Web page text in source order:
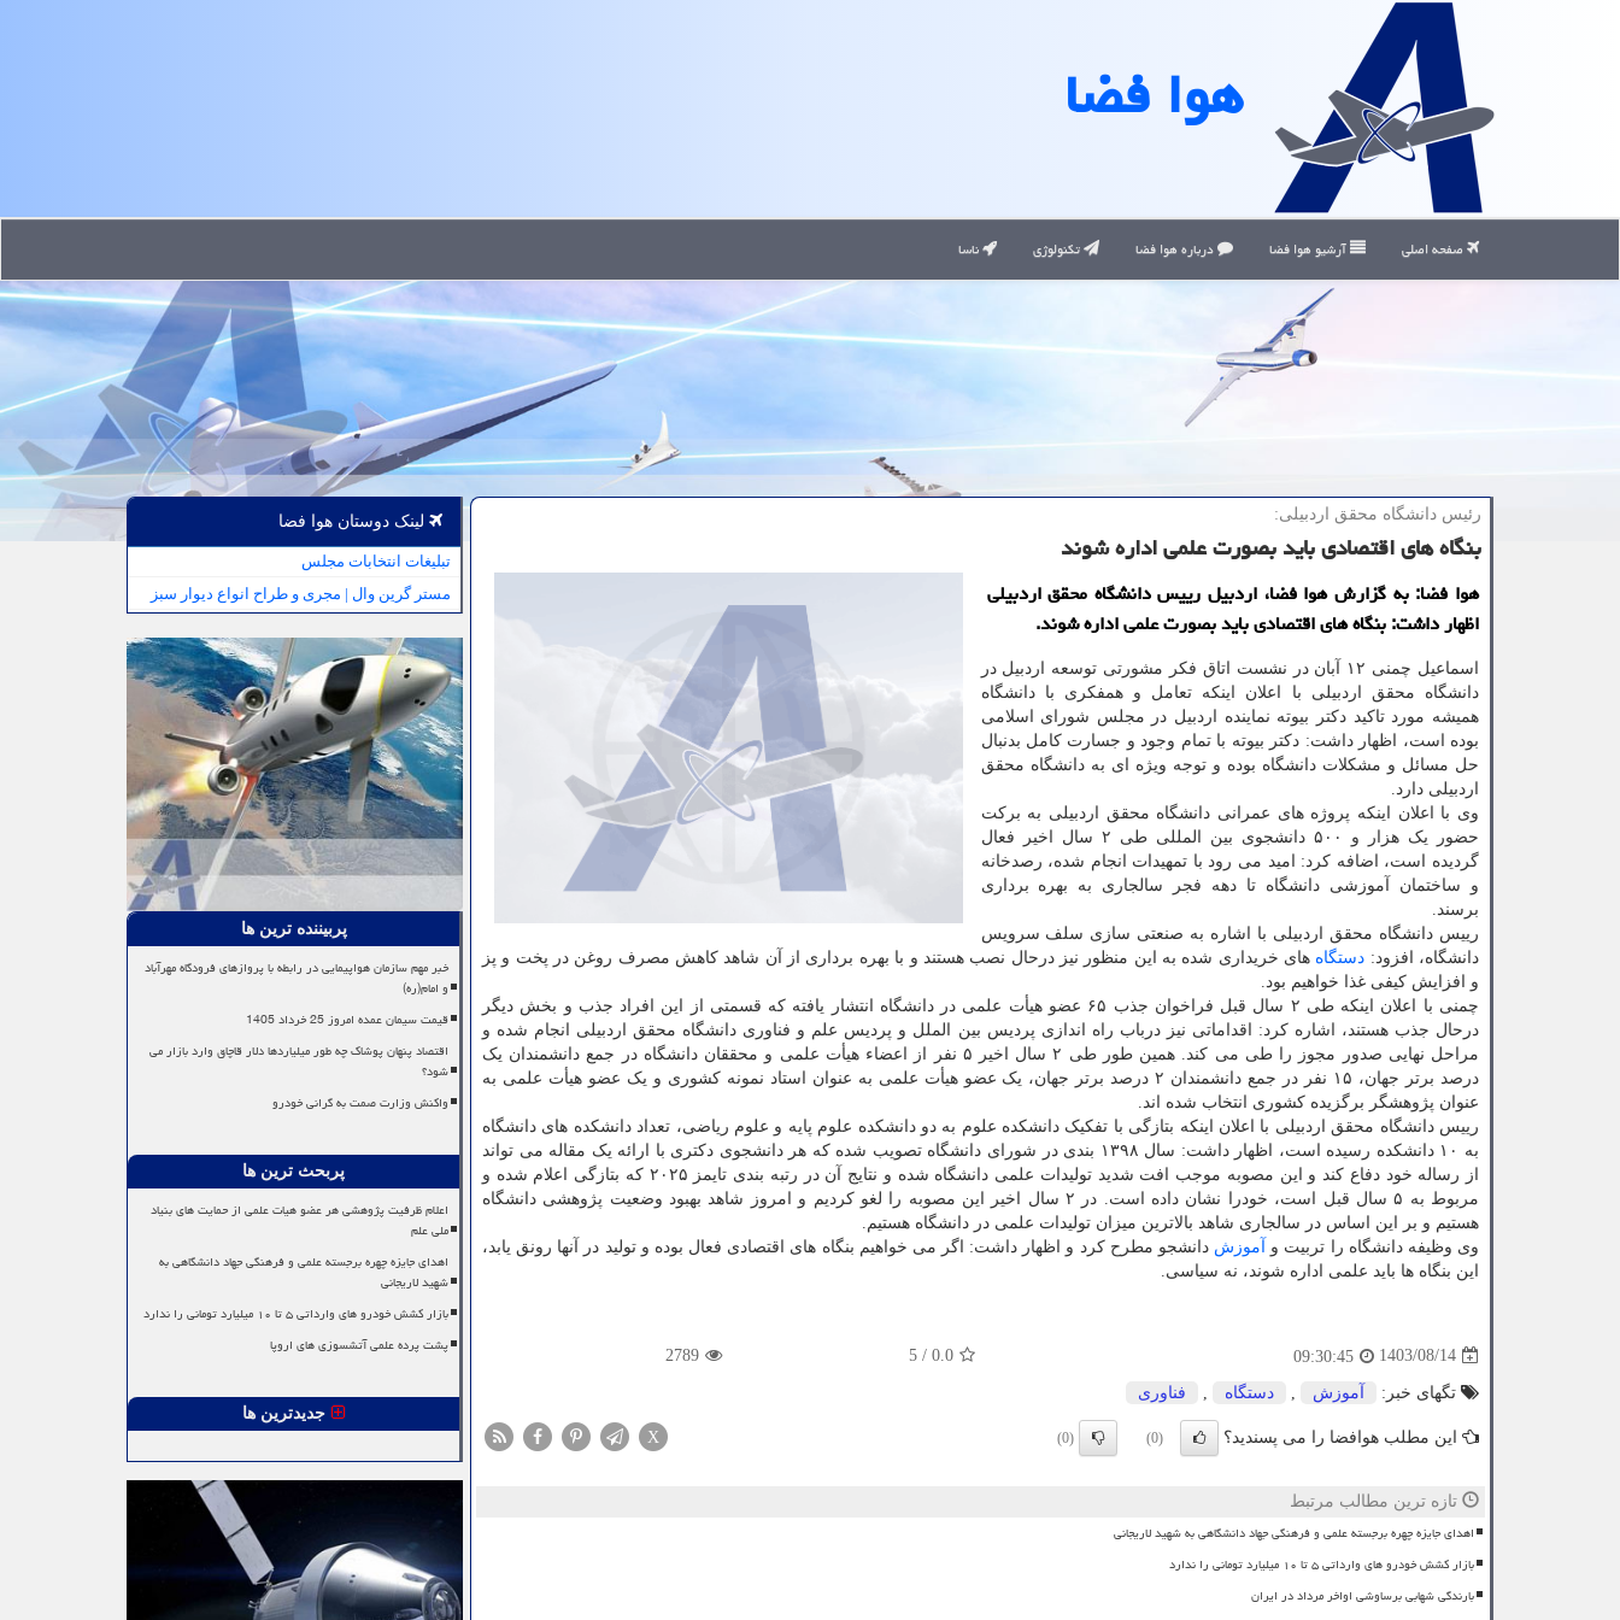
هوا فضا
صفحه اصلی آرشیو هوا فضا درباره هوا فضا تکنولوژی ناسا
رئیس دانشگاه محقق اردبیلی:
بنگاه های اقتصادی باید بصورت علمی اداره شوند
هوا فضا: به گزارش هوا فضا، اردبیل رییس دانشگاه محقق اردبیلی
اظهار داشت: بنگاه های اقتصادی باید بصورت علمی اداره شوند.
اسماعیل چمنی ۱۲ آبان در نشست اتاق فکر مشورتی توسعه اردبیل در
دانشگاه محقق اردبیلی با اعلان اینکه تعامل و همفکری با دانشگاه
همیشه مورد تاکید دکتر بیوته نماینده اردبیل در مجلس شورای اسلامی
بوده است، اظهار داشت: دکتر بیوته با تمام وجود و جسارت کامل بدنبال
حل مسائل و مشکلات دانشگاه بوده و توجه ویژه ای به دانشگاه محقق
اردبیلی دارد.
وی با اعلان اینکه پروژه های عمرانی دانشگاه محقق اردبیلی به برکت
حضور یک هزار و ۵۰۰ دانشجوی بین المللی طی ۲ سال اخیر فعال
گردیده است، اضافه کرد: امید می رود با تمهیدات انجام شده، رصدخانه
و ساختمان آموزشی دانشگاه تا دهه فجر سالجاری به بهره برداری
برسند.
رییس دانشگاه محقق اردبیلی با اشاره به صنعتی سازی سلف سرویس
دانشگاه، افزود: دستگاه های خریداری شده به این منظور نیز درحال نصب هستند و با بهره برداری از آن شاهد کاهش مصرف روغن در پخت و پز
و افزایش کیفی غذا خواهیم بود.
چمنی با اعلان اینکه طی ۲ سال قبل فراخوان جذب ۶۵ عضو هیأت علمی در دانشگاه انتشار یافته که قسمتی از این افراد جذب و بخش دیگر
درحال جذب هستند، اشاره کرد: اقداماتی نیز درباب راه اندازی پردیس بین الملل و پردیس علم و فناوری دانشگاه محقق اردبیلی انجام شده و
مراحل نهایی صدور مجوز را طی می کند. همین طور طی ۲ سال اخیر ۵ نفر از اعضاء هیأت علمی و محققان دانشگاه در جمع دانشمندان یک
درصد برتر جهان، ۱۵ نفر در جمع دانشمندان ۲ درصد برتر جهان، یک عضو هیأت علمی به عنوان استاد نمونه کشوری و یک عضو هیأت علمی به
عنوان پژوهشگر برگزیده کشوری انتخاب شده اند.
رییس دانشگاه محقق اردبیلی با اعلان اینکه بتازگی با تفکیک دانشکده علوم به دو دانشکده علوم پایه و علوم ریاضی، تعداد دانشکده های دانشگاه
به ۱۰ دانشکده رسیده است، اظهار داشت: سال ۱۳۹۸ بندی در شورای دانشگاه تصویب شده که هر دانشجوی دکتری با ارائه یک مقاله می تواند
از رساله خود دفاع کند و این مصوبه موجب افت شدید تولیدات علمی دانشگاه شده و نتایج آن در رتبه بندی تایمز ۲۰۲۵ که بتازگی اعلام شده و
مربوط به ۵ سال قبل است، خودرا نشان داده است. در ۲ سال اخیر این مصوبه را لغو کردیم و امروز شاهد بهبود وضعیت پژوهشی دانشگاه
هستیم و بر این اساس در سالجاری شاهد بالاترین میزان تولیدات علمی در دانشگاه هستیم.
وی وظیفه دانشگاه را تربیت و
آموزش دانشجو مطرح کرد و اظهار داشت: اگر می خواهیم بنگاه های اقتصادی فعال بوده و تولید در آنها رونق یابد،
این بنگاه ها باید علمی اداره شوند، نه سیاسی.
1403/08/14
09:30:45
0.0
/
5
2789
تگهای خبر: آموزش دستگاه فناوری
این مطلب هوافضا را می پسندید؟ (0)
(0)
X
تازه ترین مطالب مرتبط
اهدای جایزه چهره برجسته علمی و فرهنگی جهاد دانشگاهی به شهید لاریجانی
بازار کشش خودرو های وارداتی ۵ تا ۱۰ میلیارد تومانی را ندارد
بارندگی شهابی برساوشی اواخر مرداد در ایران
لینک دوستان هوا فضا
تبلیغات انتخابات مجلس
مستر گرین وال | مجری و طراح انواع دیوار سبز
پربیننده ترین ها
خبر مهم سازمان هواپیمایی در رابطه با پروازهای فرودگاه مهرآباد
و امام(ره)
قیمت سیمان عمده امروز 25 خرداد 1405
اقتصاد پنهان پوشاک چه طور میلیاردها دلار قاچاق وارد بازار می
شود؟
واکنش وزارت صمت به گرانی خودرو
پربحث ترین ها
اعلام ظرفیت پژوهشی هر عضو هیات علمی از حمایت های بنیاد
ملی علم
اهدای جایزه چهره برجسته علمی و فرهنگی جهاد دانشگاهی به
شهید لاریجانی
بازار کشش خودرو های وارداتی ۵ تا ۱۰ میلیارد تومانی را ندارد
پشت پرده علمی آتشسوزی های اروپا
جدیدترین ها